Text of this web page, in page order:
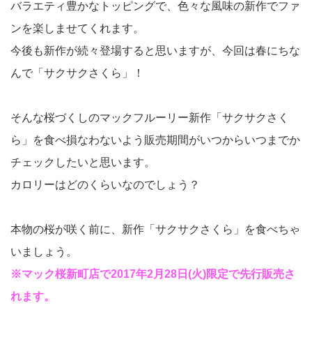
バラエティ豊かなトッピングで、色々な風味の新作でファ
ンを楽しませてくれます。
今後も新作が続々登場すると思いますが、今回は春にちな
んで「サクサクさくら」！
そんな桜づくしのマックフルーリー新作「サクサクさく
ら」を食べ損なわないよう販売期間がいつからいつまでか
チェックしたいと思います。
カロリーはどのくらいなのでしょう？
本物の桜が咲く前に、新作「サクサクさくら」を食べちゃ
いましょう。
※マック桜新町店で2017年2月28日(火)限定で先行販売さ
れます。